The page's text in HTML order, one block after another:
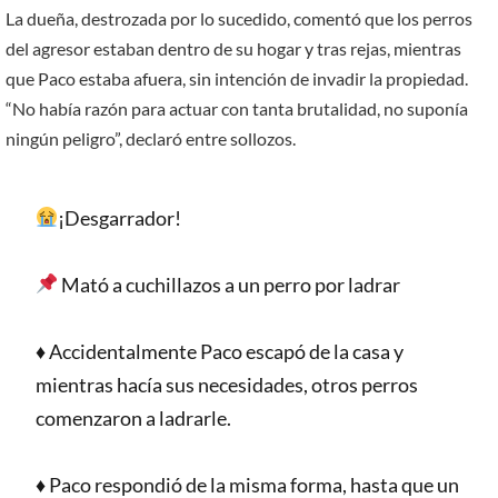
La dueña, destrozada por lo sucedido, comentó que los perros
del agresor estaban dentro de su hogar y tras rejas, mientras
que Paco estaba afuera, sin intención de invadir la propiedad.
“No había razón para actuar con tanta brutalidad, no suponía
ningún peligro”, declaró entre sollozos.
¡Desgarrador!
Mató a cuchillazos a un perro por ladrar
♦️ Accidentalmente Paco escapó de la casa y
mientras hacía sus necesidades, otros perros
comenzaron a ladrarle.
♦️ Paco respondió de la misma forma, hasta que un